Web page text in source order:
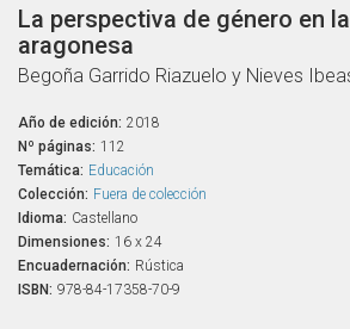
La perspectiva de género en
aragonesa
Begoña Garrido Riazuelo y Nieves
Año de edición: 2018
Nº páginas: 112
Temática: Educación
Colección: Fuera de colección
Idioma: Castellano
Dimensiones: 16 x 24
Encuadernación: Rústica
ISBN: 978-84-17358-70-9